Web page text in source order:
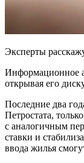
Эксперты
Информационное
открывая его
Последние два
Петростата,
с аналогичным
ставки и
ввода жилья